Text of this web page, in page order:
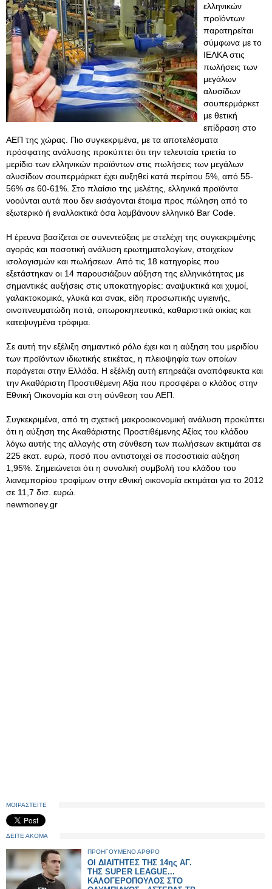
ελληνικών
προϊόντων
παρατηρείται
σύμφωνα με το
IEΛKA στις
πωλήσεις των
μεγάλων
αλυσίδων
σουπερμάρκετ
με θετική
επίδραση στο
ΑΕΠ της χώρας. Πιο συγκεκριμένα, με τα αποτελέσματα
πρόσφατης ανάλυσης προκύπτει ότι την τελευταία τριετία το
μερίδιο των ελληνικών προϊόντων στις πωλήσεις των μεγάλων
αλυσίδων σουπερμάρκετ έχει αυξηθεί κατά περίπου 5%, από 55-
56% σε 60-61%. Στο πλαίσιο της μελέτης, ελληνικά προϊόντα
νοούνται αυτά που δεν εισάγονται έτοιμα προς πώληση από το
εξωτερικό ή εναλλακτικά όσα λαμβάνουν ελληνικό Bar Code.
Η έρευνα βασίζεται σε συνεντεύξεις με στελέχη της συγκεκριμένης
αγοράς και ποσοτική ανάλυση ερωτηματολογίων, στοιχείων
ισολογισμών και πωλήσεων. Από τις 18 κατηγορίες που
εξετάστηκαν οι 14 παρουσιάζουν αύξηση της ελληνικότητας με
σημαντικές αυξήσεις στις υποκατηγορίες: αναψυκτικά και χυμοί,
γαλακτοκομικά, γλυκά και σνακ, είδη προσωπικής υγιεινής,
οινοπνευματώδη ποτά, οπωροκηπευτικά, καθαριστικά οικίας και
κατεψυγμένα τρόφιμα.
Σε αυτή την εξέλιξη σημαντικό ρόλο έχει και η αύξηση του μεριδίου
των προϊόντων ιδιωτικής ετικέτας, η πλειοψηφία των οποίων
παράγεται στην Ελλάδα. Η εξέλιξη αυτή επηρεάζει αναπόφευκτα και
την Ακαθάριστη Προστιθέμενη Αξία που προσφέρει ο κλάδος στην
Εθνική Οικονομία και στη σύνθεση του ΑΕΠ.
Συγκεκριμένα, από τη σχετική μακροοικονομική ανάλυση προκύπτει
ότι η αύξηση της Ακαθάριστης Προστιθέμενης Αξίας του κλάδου
λόγω αυτής της αλλαγής στη σύνθεση των πωλήσεων εκτιμάται σε
225 εκατ. ευρώ, ποσό που αντιστοιχεί σε ποσοστιαία αύξηση
1,95%. Σημειώνεται ότι η συνολική συμβολή του κλάδου του
λιανεμπορίου τροφίμων στην εθνική οικονομία εκτιμάται για το 2012
σε 11,7 δισ. ευρώ.
newmoney.gr
ΜΟΙΡΑΣΤΕΙΤΕ
ΔΕΙΤΕ ΑΚΟΜΑ
ΠΡΟΗΓΟΥΜΕΝΟ ΑΡΘΡΟ
ΟΙ ΔΙΑΙΤΗΤΕΣ ΤΗΣ 14ης ΑΓ.
ΤΗΣ SUPER LEAGUE...
ΚΑΛΟΓΕΡΟΠΟΥΛΟΣ ΣΤΟ